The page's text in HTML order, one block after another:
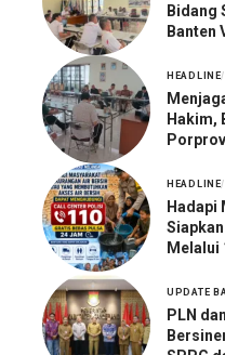
Bidang
Banten
HEADLINE
Hakim,
HEADLINE
Hadapi
Melalui
UPDATE
PLN